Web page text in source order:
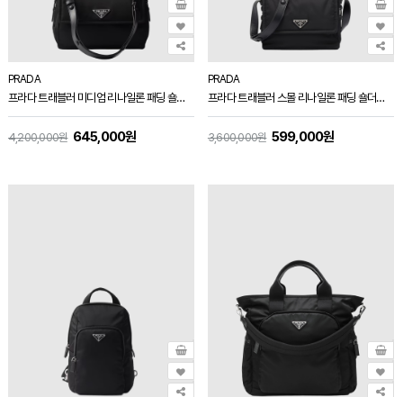
PRADA
프라다 트래블러 미디엄 리나일론 패딩 숄더백 블랙 1BD255
4,200,000원 645,000원
PRADA
프라다 트래블러 스몰 리나일론 패딩 숄더백 블랙 1BD313
3,600,000원 599,000원